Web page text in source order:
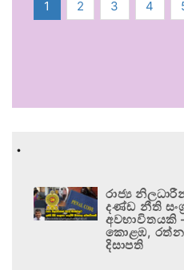
1 2 3 4
.
රාජ්‍ය
දණ්ඩ නීති
කොළඹ,
දිසාපති